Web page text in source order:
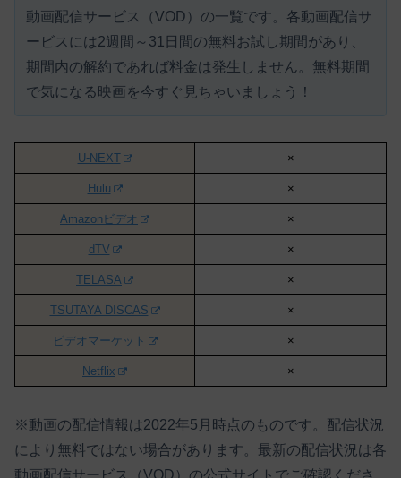
動画配信サービス（VOD）の一覧です。各動画配信サ
ービスには2週間～31日間の無料お試し期間があり、
期間内の解約であれば料金は発生しません。 無料期間
で気になる映画を今すぐ見ちゃいましょう！
U-NEXT ×
Hulu ×
Amazonビデオ ×
dTV ×
TELASA ×
TSUTAYA DISCAS ×
ビデオマーケット ×
Netflix ×
※動画の配信情報は2022年5月時点のものです。配信状況
により無料ではない場合があります。最新の配信状況は各
動画配信サービス（VOD）の公式サイトでご確認くださ